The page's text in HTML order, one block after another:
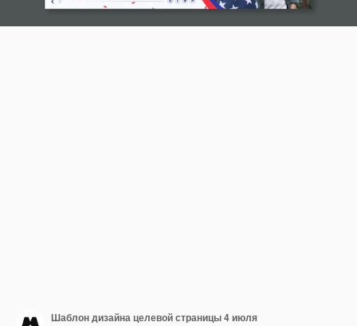
Шаблон дизайна целевой страницы 4 июля